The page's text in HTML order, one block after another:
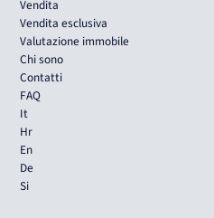
Vendita
Vendita esclusiva
Valutazione immobile
Chi sono
Contatti
FAQ
It
Hr
En
De
Si